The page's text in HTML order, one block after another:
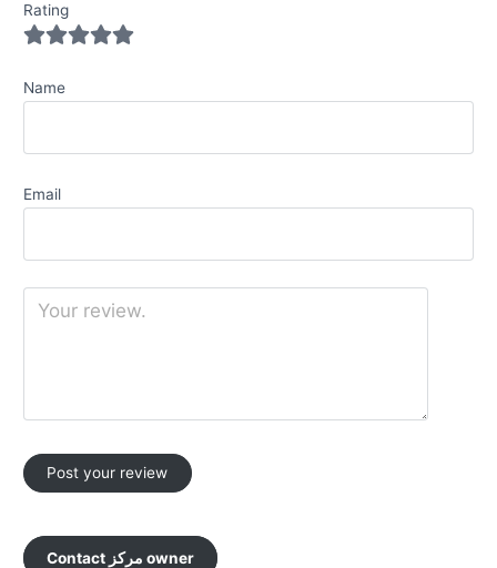
Rating
Name
Email
Contact مركز owner